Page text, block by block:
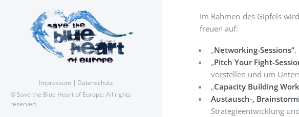
Im Rahmen des Gipfels
freuen auf:
„Networking-Sessions“,
„Pitch Your Fight-
vorstellen und um
„Capacity Building
Austausch-,
Strategieentwicklung und
Impressum
Datenschutz
© Save the Blue Heart of Europe. All rights
reserved.